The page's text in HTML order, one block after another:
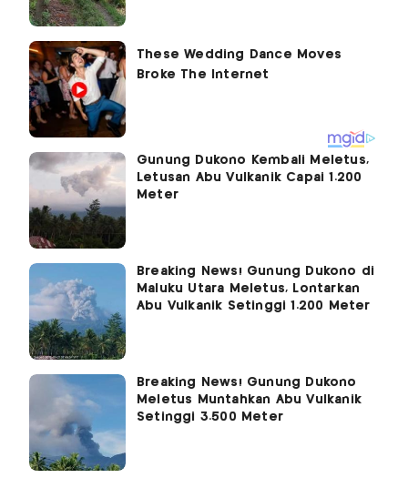
Gunung Dukono Kembali Meletus,
Letusan Abu Vulkanik Capai 1.200
Meter
Breaking News! Gunung Dukono di
Maluku Utara Meletus, Lontarkan
Abu Vulkanik Setinggi 1.200 Meter
Breaking News! Gunung Dukono
Meletus Muntahkan Abu Vulkanik
Setinggi 3.500 Meter